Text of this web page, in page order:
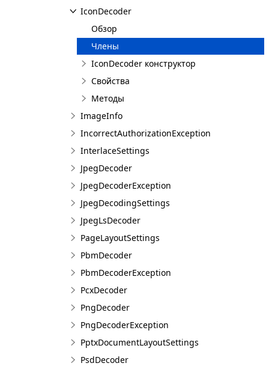
IconDecoder
Обзор
Члены
IconDecoder конструктор
Свойства
Методы
ImageInfo
IncorrectAuthorizationException
InterlaceSettings
JpegDecoder
JpegDecoderException
JpegDecodingSettings
JpegLsDecoder
PageLayoutSettings
PbmDecoder
PbmDecoderException
PcxDecoder
PngDecoder
PngDecoderException
PptxDocumentLayoutSettings
PsdDecoder